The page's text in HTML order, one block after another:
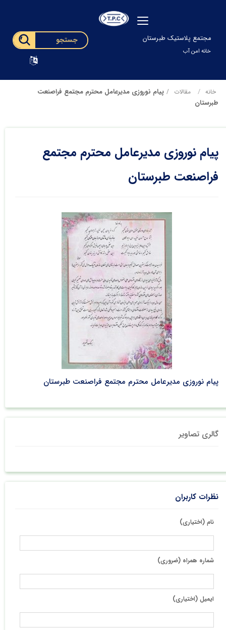
مجتمع پلاستیک طبرستان
خانه امن آب
خانه مقالات
پیام نوروزی مدیرعامل محترم مجتمع فراصنعت
طبرستان
پیام نوروزی مدیرعامل محترم مجتمع
فراصنعت طبرستان
پیام نوروزی مدیرعامل محترم مجتمع فراصنعت طبرستان
گالری تصاویر
نظرات کاربران
نام (اختیاری)
شماره همراه (ضروری)
ایمیل (اختیاری)